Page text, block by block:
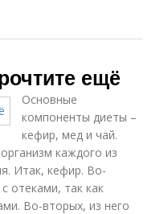
ещё
Основные
компоненты диеты –
кефир, мед и чай.
каждого из
Итак, кефир. Во-
отеками, так как
Во-вторых, из него